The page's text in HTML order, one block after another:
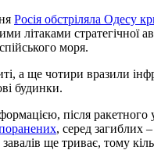
Росія обстріляла Одесу
літаками стратегічної
моря.
а ще чотири вразили
будинки.
після ракетного
, серед загиблих
ще триває, тому